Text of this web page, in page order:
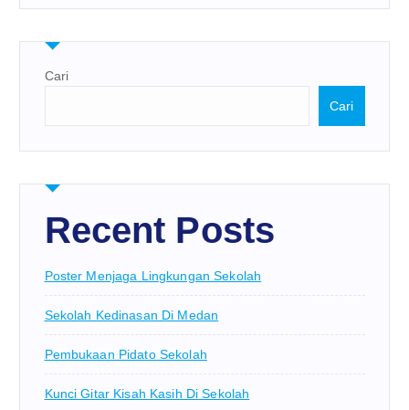
Cari
Cari
Recent Posts
Poster Menjaga Lingkungan Sekolah
Sekolah Kedinasan Di Medan
Pembukaan Pidato Sekolah
Kunci Gitar Kisah Kasih Di Sekolah